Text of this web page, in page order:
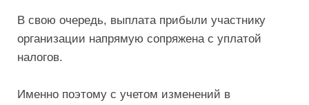
В свою очередь, выплата прибыли участнику
организации напрямую сопряжена с уплатой
налогов.
Именно поэтому с учетом изменений в